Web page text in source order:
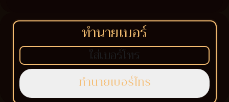
ทำนายเบอร์